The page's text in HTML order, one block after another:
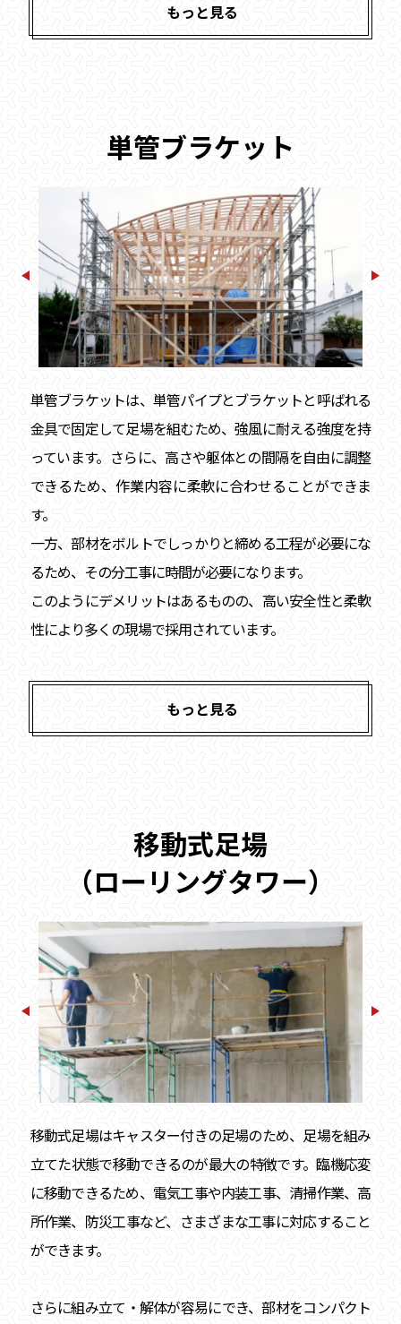
もっと見る
単管ブラケット
単管ブラケットは、単管パイプとブラケットと呼ばれる
金具で固定して足場を組むため、強風に耐える強度を持
っています。さらに、高さや躯体との間隔を自由に調整
できるため、作業内容に柔軟に合わせることができま
す。
一方、部材をボルトでしっかりと締める工程が必要にな
るため、その分工事に時間が必要になります。
このようにデメリットはあるものの、高い安全性と柔軟
性により多くの現場で採用されています。
もっと見る
移動式足場
（ローリングタワー）
移動式足場はキャスター付きの足場のため、足場を組み
立てた状態で移動できるのが最大の特徴です。臨機応変
に移動できるため、電気工事や内装工事、清掃作業、高
所作業、防災工事など、さまざまな工事に対応すること
ができます。
さらに組み立て・解体が容易にでき、部材をコンパクト